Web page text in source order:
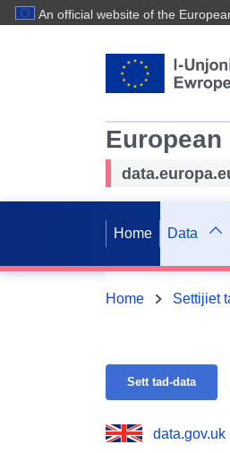
An official website of the
European
Home Data
Home Settijiet
Sett tad-data
data.gov.uk